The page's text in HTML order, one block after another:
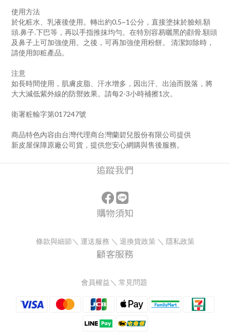
使用方法
於化粧水、乳液後使用。轉出約0.5~1公分，直接塗抹於臉頰.額
頭.鼻子.下巴等，再以手指推抹均勻。在特別容易曬黑的顴骨.額頭
及鼻子上可加強使用。之後，可再加強使用粉餅。 清潔卸除時，
請使用卸粧產品。
注意
如長時間使用，肌膚皮脂、汗水增多，因出汗、出油而脫落，將
大大減低紫外線的防禦效果。請每2-3小時補擦1次。
衛署粧輸字第017247號
商品特色內容由台灣代理商台灣蘭碧兒股份有限公司提供
新皮屋保障原廠公司貨，提供您安心網購與售後服務。
追蹤我們
購物須知
條款與細節＼ 運送服務 ＼ 退換貨政策 ＼ 隱私政策
顧客服務
會員權益＼ 常見問題